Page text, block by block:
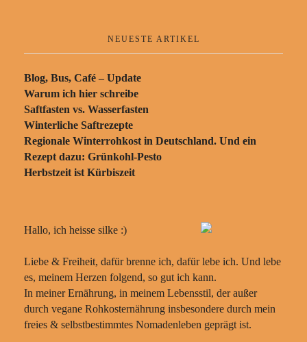
NEUESTE ARTIKEL
Blog, Bus, Café – Update
Warum ich hier schreibe
Saftfasten vs. Wasserfasten
Winterliche Saftrezepte
Regionale Winterrohkost in Deutschland. Und ein
Rezept dazu: Grünkohl-Pesto
Herbstzeit ist Kürbiszeit
Hallo, ich heisse silke :)
Liebe & Freiheit, dafür brenne ich, dafür lebe ich. Und lebe
es, meinem Herzen folgend, so gut ich kann.
In meiner Ernährung, in meinem Lebensstil, der außer
durch vegane Rohkosternährung insbesondere durch mein
freies & selbstbestimmtes Nomadenleben geprägt ist.